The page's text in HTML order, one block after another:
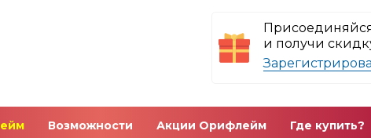
и получи
Возможности Акции Орифлейм Где купить?